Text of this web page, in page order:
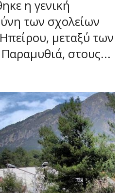
η γενική
των σχολείων
μεταξύ των
στους...